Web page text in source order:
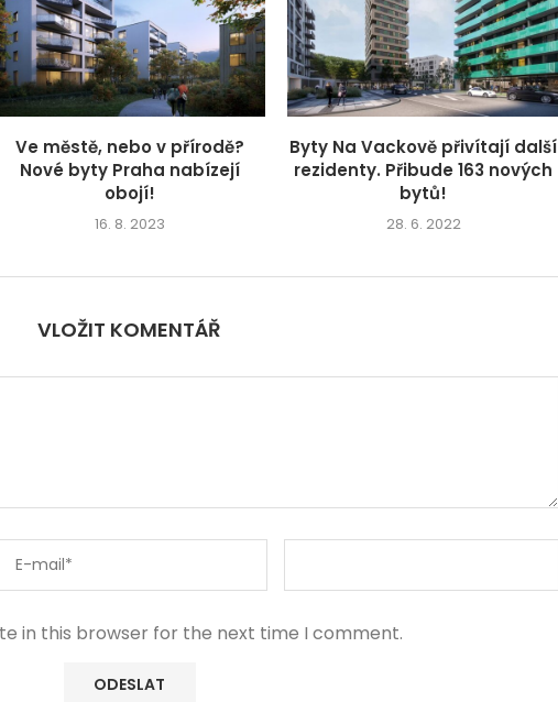
Ve městě, nebo v přírodě?
Nové byty Praha nabízejí
obojí!
16. 8. 2023
Byty Na Vackově přivítají další
rezidenty. Přibude 163 nových
bytů!
28. 6. 2022
VLOŽIT KOMENTÁŘ
in this browser for the next time I comment.